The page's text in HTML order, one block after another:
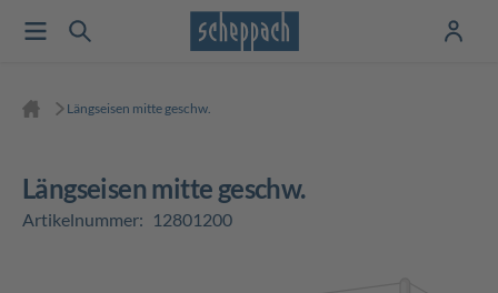
Längseisen mitte geschw.
Längseisen mitte geschw.
Artikelnummer: 12801200